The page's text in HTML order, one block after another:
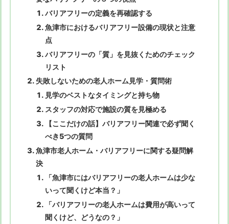
バリアフリーの定義を再確認する
魚津市におけるバリアフリー設備の現状と注意
点
バリアフリーの「質」を見抜くためのチェック
リスト
失敗しないための老人ホーム見学・質問術
見学のベストなタイミングと持ち物
スタッフの対応で施設の質を見極める
【ここだけの話】バリアフリー関連で必ず聞く
べき5つの質問
魚津市老人ホーム・バリアフリーに関する疑問解
決
「魚津市にはバリアフリーの老人ホームは少な
いって聞くけど本当？」
「バリアフリーの老人ホームは費用が高いって
聞くけど、どうなの？」